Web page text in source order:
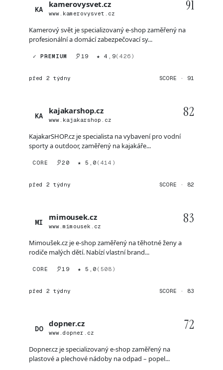
KA
kamerovysvet.cz
www.kamerovysvet.cz
91
Kamerový svět je specializovaný e-shop zaměřený na
profesionální a domácí zabezpečovací sy...
✓ PREMIUM 19 ★ 4,9(426)
před 2 týdny SCORE · 91
KA
kajakarshop.cz
www.kajakarshop.cz
82
KajakarSHOP.cz je specialista na vybavení pro vodní
sporty a outdoor, zaměřený na kajakáře...
CORE 20 ★ 5,0 (414)
před 2 týdny SCORE · 82
MI
mimousek.cz
www.mimousek.cz
83
Mimoušek.cz je e-shop zaměřený na těhotné ženy a
rodiče malých dětí. Nabízí vlastní brand...
CORE 19 ★ 5,0 (508)
před 2 týdny SCORE · 83
DO
dopner.cz
www.dopner.cz
72
Dopner.cz je specializovaný e-shop zaměřený na
plastové a plechové nádoby na odpad – popel...